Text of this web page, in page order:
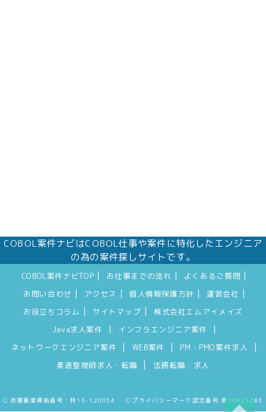
COBOL案件ナビはCOBOL仕事や案件に特化したエンジニア
の為の案件探しサイトです。
COBOL案件ナビTOP お仕事までの流れ よくあるご質問
お問い合わせ アクセス 個人情報保護方針 運営会社
お役立ちコラム サイトマップ
株式会社エムアイメイズ
Java求人案件
インフラエンジニア案件
ネットワークエンジニア案件 WEB案件 PM・PMO案件求人
柔道整復師求人・転職 法務転職・求人
◇派遣事業資格番号：特13-120054 ◇プライバシーマーク認定番号:第10823243